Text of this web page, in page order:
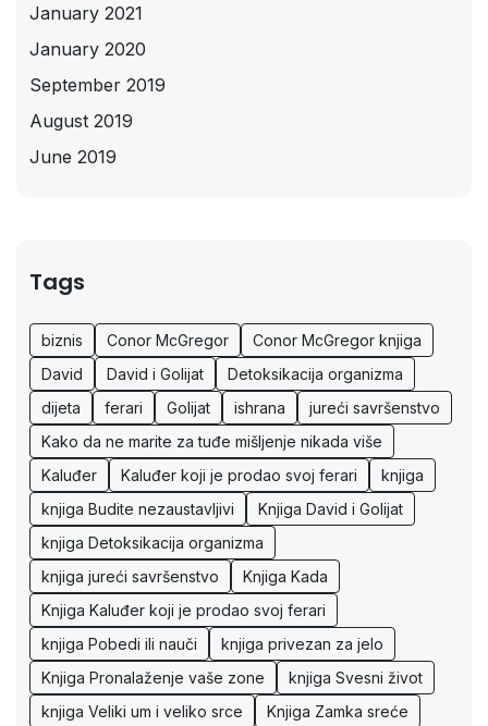
January 2021
January 2020
September 2019
August 2019
June 2019
Tags
biznis Conor McGregor
Conor McGregor knjiga
David
David i Golijat
Detoksikacija organizma
dijeta
ferari Golijat ishrana
jureći savršenstvo
Kako da ne marite za tuđe mišljenje nikada više
Kaluđer
Kaluđer koji je prodao svoj ferari
knjiga
knjiga Budite nezaustavljivi
Knjiga David i Golijat
knjiga Detoksikacija organizma
knjiga jureći savršenstvo
Knjiga Kada
Knjiga Kaluđer koji je prodao svoj ferari
knjiga Pobedi ili nauči
knjiga privezan za jelo
Knjiga Pronalaženje vaše zone
knjiga Svesni život
knjiga Veliki um i veliko srce
Knjiga Zamka sreće